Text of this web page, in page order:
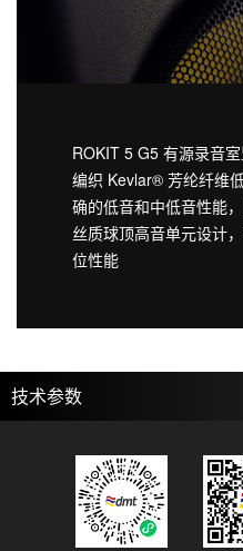
ROKIT 5 G5 有源录音
编织 Kevlar® 芳纶纤维
确的低音和中低音性能
丝质球顶高音单元设计
位性能
技术参数